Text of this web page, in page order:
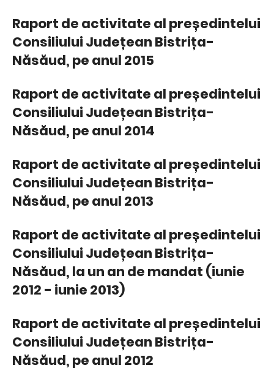
Raport de activitate al președintelui
Consiliului Județean Bistrița-
Năsăud, pe anul 2015
Raport de activitate al președintelui
Consiliului Județean Bistrița-
Năsăud, pe anul 2014
Raport de activitate al președintelui
Consiliului Județean Bistrița-
Năsăud, pe anul 2013
Raport de activitate al președintelui
Consiliului Județean Bistrița-
Năsăud, la un an de mandat (iunie
2012 - iunie 2013)
Raport de activitate al președintelui
Consiliului Județean Bistrița-
Năsăud, pe anul 2012